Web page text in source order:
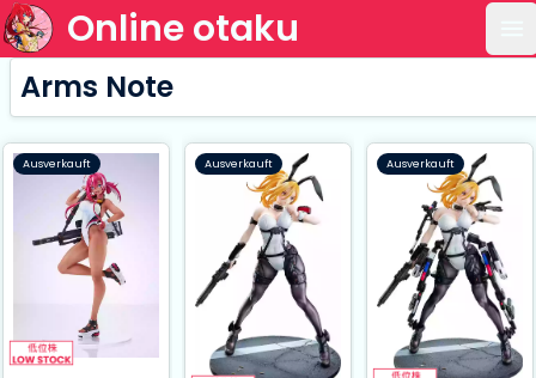
Online otaku
Arms Note
Ausverkauft Ausverkauft Ausverkauft